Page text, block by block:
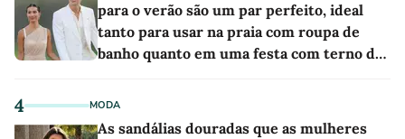
para o verão são um par perfeito, ideal
tanto para usar na praia com roupa de
banho quanto em uma festa com terno de
4 MODA
As sandálias douradas que as mulheres